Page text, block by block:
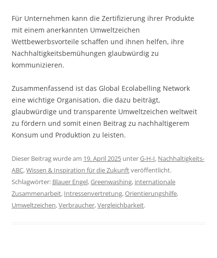
Für Unternehmen kann die Zertifizierung ihrer Produkte
mit einem anerkannten Umweltzeichen
Wettbewerbsvorteile schaffen und ihnen helfen, ihre
Nachhaltigkeitsbemühungen glaubwürdig zu
kommunizieren.
Zusammenfassend ist das Global Ecolabelling Network
eine wichtige Organisation, die dazu beiträgt,
glaubwürdige und transparente Umweltzeichen weltweit
zu fördern und somit einen Beitrag zu nachhaltigerem
Konsum und Produktion zu leisten.
Dieser Beitrag wurde am 19. April 2025 unterG-H-I, Nachhaltigkeits-
ABC,Wissen & Inspiration für die Zukunftveröffentlicht.
Schlagwörter: Blauer Engel,Greenwashing, internationale
Zusammenarbeit, Intressenvertretung,Orientierungshilfe,
Umweltzeichen,Verbraucher,Vergleichbarkeit.